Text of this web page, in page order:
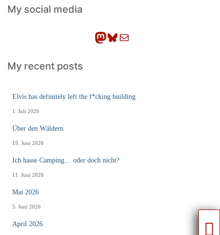
h
eMy social media
Mastodon Bluesky E-Mail
My recent posts
Elvis has definitely left the f*cking building
1. Juli 2026
Über den Wäldern
19. Juni 2026
Ich hasse Camping… oder doch nicht?
11. Juni 2026
Mai 2026
5. Juni 2026
April 2026